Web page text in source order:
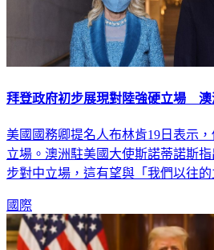
拜登政府初步展現對陸強硬立場 澳
美國國務卿提名人布林肯19日表示
立場。澳洲駐美國大使斯諾蒂諾斯
步對中立場，這有望與「我們以往的
國際